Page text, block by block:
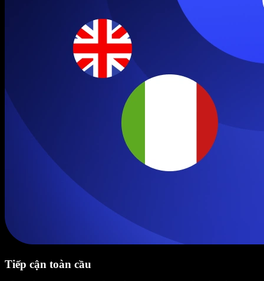
Tiếp cận toàn cầu